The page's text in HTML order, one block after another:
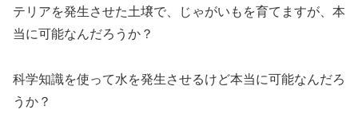
テリアを発生させた土壌で、じゃがいもを育てますが、本
当に可能なんだろうか？
科学知識を使って水を発生させるけど本当に可能なんだろ
うか？